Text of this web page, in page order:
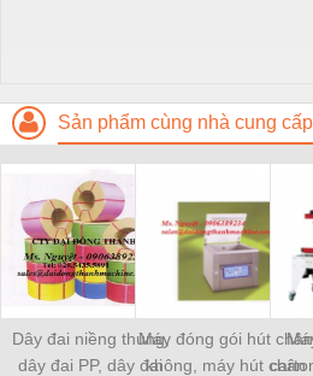
Sản phẩm cùng nhà cung cấp
Dây đai niềng thùng,
dây đai PP, dây đai
Máy đóng gói hút chân
không, máy hút chân